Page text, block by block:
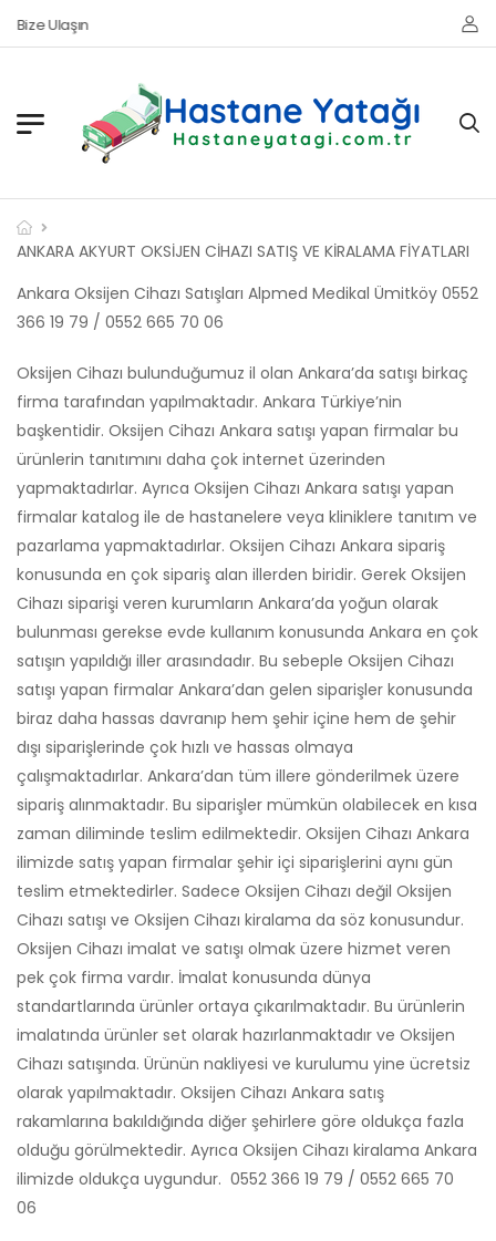
Bize Ulaşın
ANKARA AKYURT OKSİJEN CİHAZI SATIŞ VE KİRALAMA FİYATLARI
Ankara Oksijen Cihazı Satışları Alpmed Medikal Ümitköy 0552
366 19 79 / 0552 665 70 06
Oksijen Cihazı bulunduğumuz il olan Ankara’da satışı birkaç
firma tarafından yapılmaktadır. Ankara Türkiye’nin
başkentidir. Oksijen Cihazı Ankara satışı yapan firmalar bu
ürünlerin tanıtımını daha çok internet üzerinden
yapmaktadırlar. Ayrıca Oksijen Cihazı Ankara satışı yapan
firmalar katalog ile de hastanelere veya kliniklere tanıtım ve
pazarlama yapmaktadırlar. Oksijen Cihazı Ankara sipariş
konusunda en çok sipariş alan illerden biridir. Gerek Oksijen
Cihazı siparişi veren kurumların Ankara’da yoğun olarak
bulunması gerekse evde kullanım konusunda Ankara en çok
satışın yapıldığı iller arasındadır. Bu sebeple Oksijen Cihazı
satışı yapan firmalar Ankara’dan gelen siparişler konusunda
biraz daha hassas davranıp hem şehir içine hem de şehir
dışı siparişlerinde çok hızlı ve hassas olmaya
çalışmaktadırlar. Ankara’dan tüm illere gönderilmek üzere
sipariş alınmaktadır. Bu siparişler mümkün olabilecek en kısa
zaman diliminde teslim edilmektedir. Oksijen Cihazı Ankara
ilimizde satış yapan firmalar şehir içi siparişlerini aynı gün
teslim etmektedirler. Sadece Oksijen Cihazı değil Oksijen
Cihazı satışı ve Oksijen Cihazı kiralama da söz konusundur.
Oksijen Cihazı imalat ve satışı olmak üzere hizmet veren
pek çok firma vardır. İmalat konusunda dünya
standartlarında ürünler ortaya çıkarılmaktadır. Bu ürünlerin
imalatında ürünler set olarak hazırlanmaktadır ve Oksijen
Cihazı satışında. Ürünün nakliyesi ve kurulumu yine ücretsiz
olarak yapılmaktadır. Oksijen Cihazı Ankara satış
rakamlarına bakıldığında diğer şehirlere göre oldukça fazla
olduğu görülmektedir. Ayrıca Oksijen Cihazı kiralama Ankara
ilimizde oldukça uygundur. 0552 366 19 79 / 0552 665 70
06